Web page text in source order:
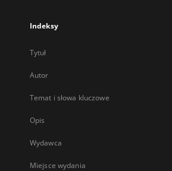
Indeksy
Tytuł
Autor
Temat i słowa kluczowe
Opis
Wydawca
Miejsce wydania